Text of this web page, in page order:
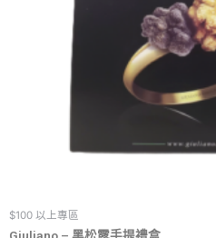
$100 以上專區
Giuliano – 黑松露手提禮盒